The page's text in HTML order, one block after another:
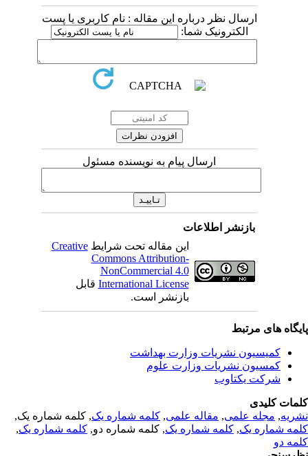
ارسال نظر درباره این مقاله : نام کاربری یا پست
الکترونیک شما:
ارسال پیام به نویسنده مسئول
بازنشر اطلاعات
این مقاله تحت شرایطCreative
Commons Attribution-
NonCommercial 4.0
International Licenseقابل
بازنشر است.
های مرتبط
کمیسیون نشریات وزارت بهداشت
کمسیون نشریات وزارت علوم
شرکت یکتاوب
کلیدی
,مجله علمی, مقاله علمی, کلمه شماره یک, کلمه شماره یک,
شماره یک,کلمه شماره یک, کلمه شماره دو,کلمه شماره یک,
دو